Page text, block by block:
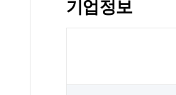
기업정보